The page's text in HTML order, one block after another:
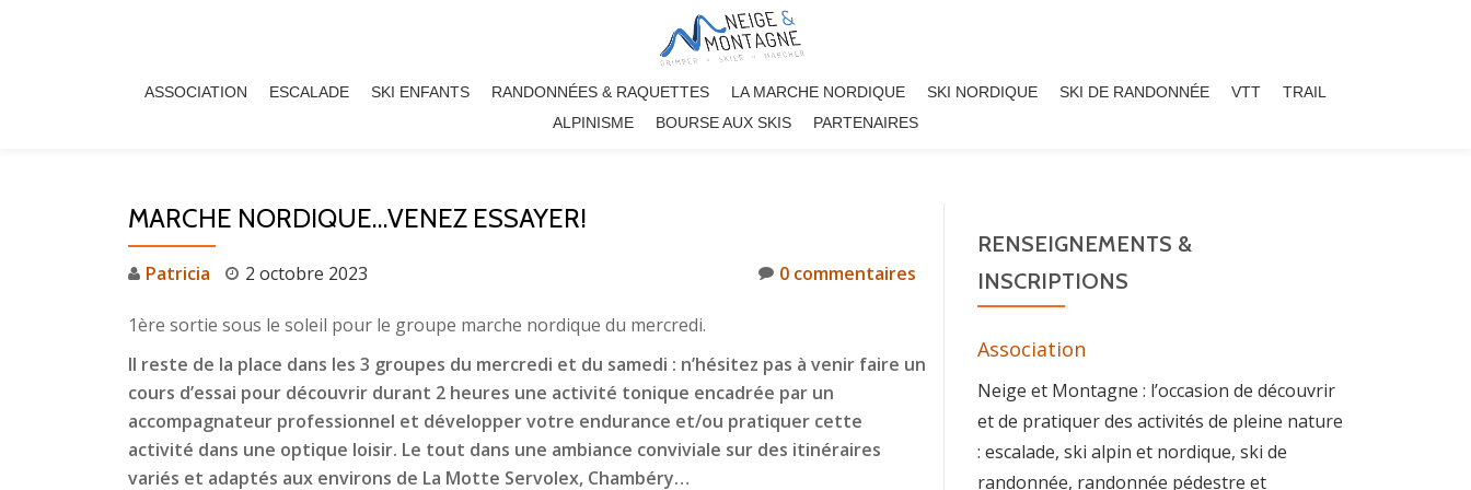
ASSOCIATION ESCALADE SKI ENFANTS RANDONNÉES & RAQUETTES LA MARCHE NORDIQUE SKI NORDIQUE SKI DE RANDONNÉE VTT
TRAIL
ALPINISME
BOURSE AUX SKIS PARTENAIRES
MARCHE NORDIQUE…VENEZ ESSAYER!
Patricia 2 octobre 2023 0 commentaires
1ère sortie sous le soleil pour le groupe marche nordique du mercredi.
Il reste de la place dans les 3 groupes du mercredi et du samedi : n’hésitez pas à venir faire un
cours d’essai pour découvrir durant 2 heures une activité tonique encadrée par un
accompagnateur professionnel et développer votre endurance et/ou pratiquer cette
activité dans une optique loisir. Le tout dans une ambiance conviviale sur des itinéraires
variés et adaptés aux environs de La Motte Servolex, Chambéry…
RENSEIGNEMENTS &
INSCRIPTIONS
Association
Neige et Montagne : l’occasion de découvrir
et de pratiquer des activités de pleine nature
: escalade, ski alpin et nordique, ski de
randonnée, randonnée pédestre et